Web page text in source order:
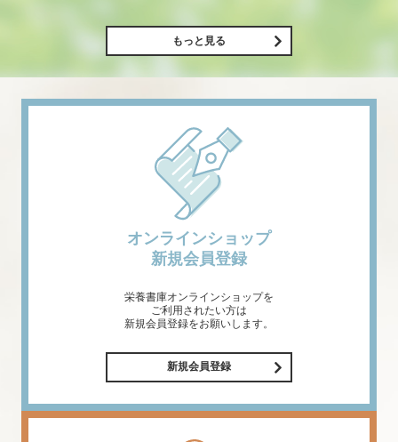
もっと見る
オンラインショップ
新規会員登録
栄養書庫オンラインショップを
ご利用されたい方は
新規会員登録をお願いします。
新規会員登録